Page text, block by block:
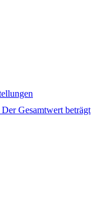
Gesamtwert beträgt